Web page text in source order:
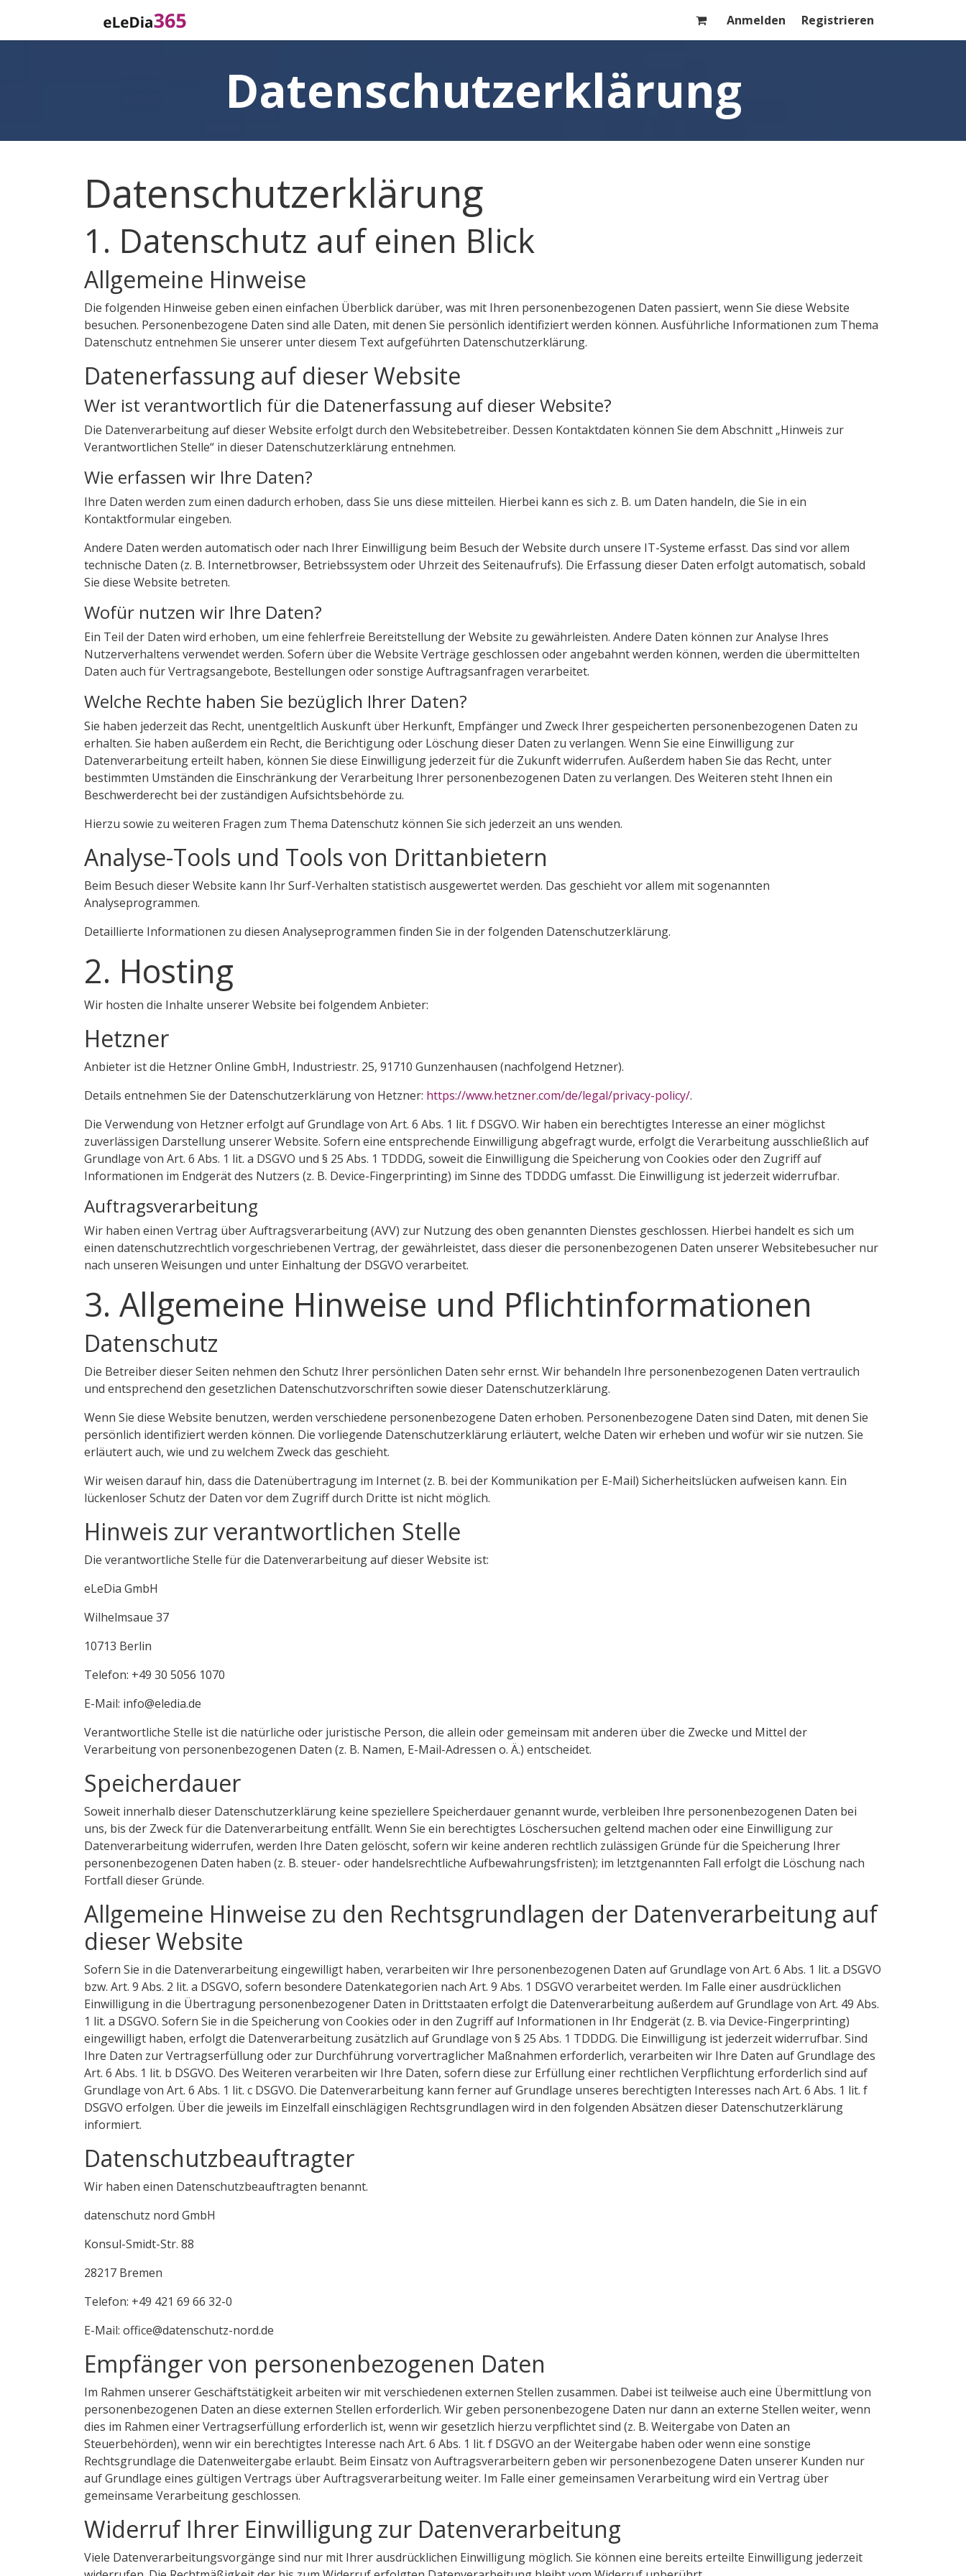
Anmelden Registrieren
Datenschutzerklärung
Datenschutz­erklärung
1. Datenschutz auf einen Blick
Allgemeine Hinweise
Die folgenden Hinweise geben einen einfachen Überblick darüber, was mit Ihren personenbezogenen Daten passiert, wenn Sie diese Website
besuchen. Personenbezogene Daten sind alle Daten, mit denen Sie persönlich identifiziert werden können. Ausführliche Informationen zum Thema
Datenschutz entnehmen Sie unserer unter diesem Text aufgeführten Datenschutzerklärung.
Datenerfassung auf dieser Website
Wer ist verantwortlich für die Datenerfassung auf dieser Website?
Die Datenverarbeitung auf dieser Website erfolgt durch den Websitebetreiber. Dessen Kontaktdaten können Sie dem Abschnitt „Hinweis zur
Verantwortlichen Stelle“ in dieser Datenschutzerklärung entnehmen.
Wie erfassen wir Ihre Daten?
Ihre Daten werden zum einen dadurch erhoben, dass Sie uns diese mitteilen. Hierbei kann es sich z. B. um Daten handeln, die Sie in ein
Kontaktformular eingeben.
Andere Daten werden automatisch oder nach Ihrer Einwilligung beim Besuch der Website durch unsere IT-Systeme erfasst. Das sind vor allem
technische Daten (z. B. Internetbrowser, Betriebssystem oder Uhrzeit des Seitenaufrufs). Die Erfassung dieser Daten erfolgt automatisch, sobald
Sie diese Website betreten.
Wofür nutzen wir Ihre Daten?
Ein Teil der Daten wird erhoben, um eine fehlerfreie Bereitstellung der Website zu gewährleisten. Andere Daten können zur Analyse Ihres
Nutzerverhaltens verwendet werden. Sofern über die Website Verträge geschlossen oder angebahnt werden können, werden die übermittelten
Daten auch für Vertragsangebote, Bestellungen oder sonstige Auftragsanfragen verarbeitet.
Welche Rechte haben Sie bezüglich Ihrer Daten?
Sie haben jederzeit das Recht, unentgeltlich Auskunft über Herkunft, Empfänger und Zweck Ihrer gespeicherten personenbezogenen Daten zu
erhalten. Sie haben außerdem ein Recht, die Berichtigung oder Löschung dieser Daten zu verlangen. Wenn Sie eine Einwilligung zur
Datenverarbeitung erteilt haben, können Sie diese Einwilligung jederzeit für die Zukunft widerrufen. Außerdem haben Sie das Recht, unter
bestimmten Umständen die Einschränkung der Verarbeitung Ihrer personenbezogenen Daten zu verlangen. Des Weiteren steht Ihnen ein
Beschwerderecht bei der zuständigen Aufsichtsbehörde zu.
Hierzu sowie zu weiteren Fragen zum Thema Datenschutz können Sie sich jederzeit an uns wenden.
Analyse-Tools und Tools von Dritt­anbietern
Beim Besuch dieser Website kann Ihr Surf-Verhalten statistisch ausgewertet werden. Das geschieht vor allem mit sogenannten
Analyseprogrammen.
Detaillierte Informationen zu diesen Analyseprogrammen finden Sie in der folgenden Datenschutzerklärung.
2. Hosting
Wir hosten die Inhalte unserer Website bei folgendem Anbieter:
Hetzner
Anbieter ist die Hetzner Online GmbH, Industriestr. 25, 91710 Gunzenhausen (nachfolgend Hetzner).
Details entnehmen Sie der Datenschutzerklärung von Hetzner: https://www.hetzner.com/de/legal/privacy-policy/.
Die Verwendung von Hetzner erfolgt auf Grundlage von Art. 6 Abs. 1 lit. f DSGVO. Wir haben ein berechtigtes Interesse an einer möglichst
zuverlässigen Darstellung unserer Website. Sofern eine entsprechende Einwilligung abgefragt wurde, erfolgt die Verarbeitung ausschließlich auf
Grundlage von Art. 6 Abs. 1 lit. a DSGVO und § 25 Abs. 1 TDDDG, soweit die Einwilligung die Speicherung von Cookies oder den Zugriff auf
Informationen im Endgerät des Nutzers (z. B. Device-Fingerprinting) im Sinne des TDDDG umfasst. Die Einwilligung ist jederzeit widerrufbar.
Auftragsverarbeitung
Wir haben einen Vertrag über Auftragsverarbeitung (AVV) zur Nutzung des oben genannten Dienstes geschlossen. Hierbei handelt es sich um
einen datenschutzrechtlich vorgeschriebenen Vertrag, der gewährleistet, dass dieser die personenbezogenen Daten unserer Websitebesucher nur
nach unseren Weisungen und unter Einhaltung der DSGVO verarbeitet.
3. Allgemeine Hinweise und Pflicht­informationen
Datenschutz
Die Betreiber dieser Seiten nehmen den Schutz Ihrer persönlichen Daten sehr ernst. Wir behandeln Ihre personenbezogenen Daten vertraulich
und entsprechend den gesetzlichen Datenschutzvorschriften sowie dieser Datenschutzerklärung.
Wenn Sie diese Website benutzen, werden verschiedene personenbezogene Daten erhoben. Personenbezogene Daten sind Daten, mit denen Sie
persönlich identifiziert werden können. Die vorliegende Datenschutzerklärung erläutert, welche Daten wir erheben und wofür wir sie nutzen. Sie
erläutert auch, wie und zu welchem Zweck das geschieht.
Wir weisen darauf hin, dass die Datenübertragung im Internet (z. B. bei der Kommunikation per E-Mail) Sicherheitslücken aufweisen kann. Ein
lückenloser Schutz der Daten vor dem Zugriff durch Dritte ist nicht möglich.
Hinweis zur verantwortlichen Stelle
Die verantwortliche Stelle für die Datenverarbeitung auf dieser Website ist:
eLeDia GmbH
Wilhelmsaue 37
10713 Berlin
Telefon: +49 30 5056 1070
E-Mail: info@eledia.de
Verantwortliche Stelle ist die natürliche oder juristische Person, die allein oder gemeinsam mit anderen über die Zwecke und Mittel der
Verarbeitung von personenbezogenen Daten (z. B. Namen, E-Mail-Adressen o. Ä.) entscheidet.
Speicherdauer
Soweit innerhalb dieser Datenschutzerklärung keine speziellere Speicherdauer genannt wurde, verbleiben Ihre personenbezogenen Daten bei
uns, bis der Zweck für die Datenverarbeitung entfällt. Wenn Sie ein berechtigtes Löschersuchen geltend machen oder eine Einwilligung zur
Datenverarbeitung widerrufen, werden Ihre Daten gelöscht, sofern wir keine anderen rechtlich zulässigen Gründe für die Speicherung Ihrer
personenbezogenen Daten haben (z. B. steuer- oder handelsrechtliche Aufbewahrungsfristen); im letztgenannten Fall erfolgt die Löschung nach
Fortfall dieser Gründe.
Allgemeine Hinweise zu den Rechtsgrundlagen der Datenverarbeitung auf
dieser Website
Sofern Sie in die Datenverarbeitung eingewilligt haben, verarbeiten wir Ihre personenbezogenen Daten auf Grundlage von Art. 6 Abs. 1 lit. a DSGVO
bzw. Art. 9 Abs. 2 lit. a DSGVO, sofern besondere Datenkategorien nach Art. 9 Abs. 1 DSGVO verarbeitet werden. Im Falle einer ausdrücklichen
Einwilligung in die Übertragung personenbezogener Daten in Drittstaaten erfolgt die Datenverarbeitung außerdem auf Grundlage von Art. 49 Abs.
1 lit. a DSGVO. Sofern Sie in die Speicherung von Cookies oder in den Zugriff auf Informationen in Ihr Endgerät (z. B. via Device-Fingerprinting)
eingewilligt haben, erfolgt die Datenverarbeitung zusätzlich auf Grundlage von § 25 Abs. 1 TDDDG. Die Einwilligung ist jederzeit widerrufbar. Sind
Ihre Daten zur Vertragserfüllung oder zur Durchführung vorvertraglicher Maßnahmen erforderlich, verarbeiten wir Ihre Daten auf Grundlage des
Art. 6 Abs. 1 lit. b DSGVO. Des Weiteren verarbeiten wir Ihre Daten, sofern diese zur Erfüllung einer rechtlichen Verpflichtung erforderlich sind auf
Grundlage von Art. 6 Abs. 1 lit. c DSGVO. Die Datenverarbeitung kann ferner auf Grundlage unseres berechtigten Interesses nach Art. 6 Abs. 1 lit. f
DSGVO erfolgen. Über die jeweils im Einzelfall einschlägigen Rechtsgrundlagen wird in den folgenden Absätzen dieser Datenschutzerklärung
informiert.
Datenschutz­beauftragter
Wir haben einen Datenschutzbeauftragten benannt.
datenschutz nord GmbH
Konsul-Smidt-Str. 88
28217 Bremen
Telefon: +49 421 69 66 32-0
E-Mail: office@datenschutz-nord.de
Empfänger von personenbezogenen Daten
Im Rahmen unserer Geschäftstätigkeit arbeiten wir mit verschiedenen externen Stellen zusammen. Dabei ist teilweise auch eine Übermittlung von
personenbezogenen Daten an diese externen Stellen erforderlich. Wir geben personenbezogene Daten nur dann an externe Stellen weiter, wenn
dies im Rahmen einer Vertragserfüllung erforderlich ist, wenn wir gesetzlich hierzu verpflichtet sind (z. B. Weitergabe von Daten an
Steuerbehörden), wenn wir ein berechtigtes Interesse nach Art. 6 Abs. 1 lit. f DSGVO an der Weitergabe haben oder wenn eine sonstige
Rechtsgrundlage die Datenweitergabe erlaubt. Beim Einsatz von Auftragsverarbeitern geben wir personenbezogene Daten unserer Kunden nur
auf Grundlage eines gültigen Vertrags über Auftragsverarbeitung weiter. Im Falle einer gemeinsamen Verarbeitung wird ein Vertrag über
gemeinsame Verarbeitung geschlossen.
Widerruf Ihrer Einwilligung zur Datenverarbeitung
Viele Datenverarbeitungsvorgänge sind nur mit Ihrer ausdrücklichen Einwilligung möglich. Sie können eine bereits erteilte Einwilligung jederzeit